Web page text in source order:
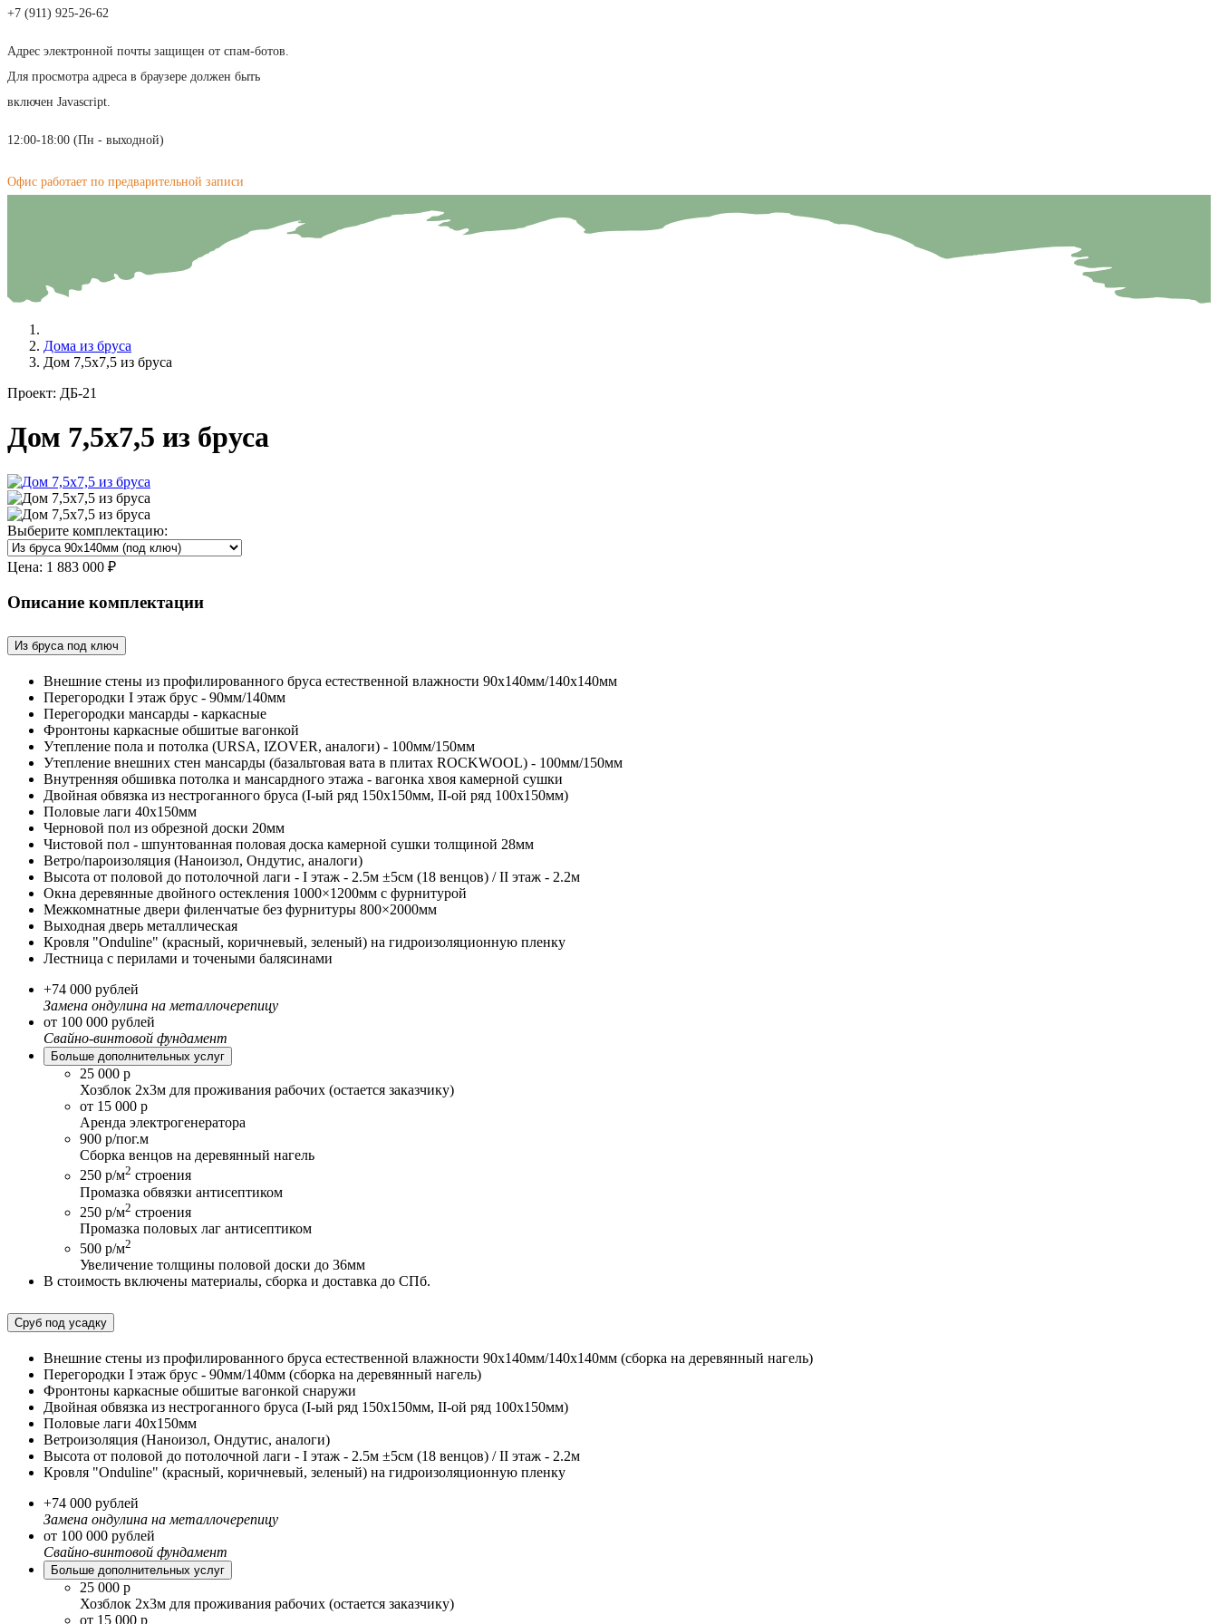
+7 (911) 925-26-62
Адрес электронной почты защищен от спам-ботов.
Для просмотра адреса в браузере должен быть
включен Javascript.
12:00-18:00 (Пн - выходной)
Офис работает по предварительной записи
Дома из бруса
Дом 7,5х7,5 из бруса
Проект: ДБ-21
Дом 7,5х7,5 из бруса
Выберите комплектацию:
Цена: 1 883 000 ₽
Описание комплектации
Из бруса под ключ
Внешние стены из профилированного бруса естественной влажности 90х140мм/140х140мм
Перегородки I этаж брус - 90мм/140мм
Перегородки мансарды - каркасные
Фронтоны каркасные обшитые вагонкой
Утепление пола и потолка (URSA, IZOVER, аналоги) - 100мм/150мм
Утепление внешних стен мансарды (базальтовая вата в плитах ROCKWOOL) - 100мм/150мм
Внутренняя обшивка потолка и мансардного этажа - вагонка хвоя камерной сушки
Двойная обвязка из нестроганного бруса (I-ый ряд 150х150мм, II-ой ряд 100х150мм)
Половые лаги 40х150мм
Черновой пол из обрезной доски 20мм
Чистовой пол - шпунтованная половая доска камерной сушки толщиной 28мм
Ветро/пароизоляция (Наноизол, Ондутис, аналоги)
Высота от половой до потолочной лаги - I этаж - 2.5м ±5см (18 венцов) / II этаж - 2.2м
Окна деревянные двойного остекления 1000×1200мм с фурнитурой
Межкомнатные двери филенчатые без фурнитуры 800×2000мм
Выходная дверь металлическая
Кровля "Onduline" (красный, коричневый, зеленый) на гидроизоляционную пленку
Лестница с перилами и точеными балясинами
+74 000 рублей
Замена ондулина на металлочерепицу
от 100 000 рублей
Свайно-винтовой фундамент
Больше дополнительных услуг
25 000 р
Хозблок 2х3м для проживания рабочих (остается заказчику)
от 15 000 р
Аренда электрогенератора
900 р/пог.м
Сборка венцов на деревянный нагель
250 р/м2 строения
Промазка обвязки антисептиком
250 р/м2 строения
Промазка половых лаг антисептиком
500 р/м2
Увеличение толщины половой доски до 36мм
В стоимость включены материалы, сборка и доставка до СПб.
Сруб под усадку
Внешние стены из профилированного бруса естественной влажности 90х140мм/140х140мм (сборка на деревянный нагель)
Перегородки I этаж брус - 90мм/140мм (сборка на деревянный нагель)
Фронтоны каркасные обшитые вагонкой снаружи
Двойная обвязка из нестроганного бруса (I-ый ряд 150х150мм, II-ой ряд 100х150мм)
Половые лаги 40х150мм
Ветроизоляция (Наноизол, Ондутис, аналоги)
Высота от половой до потолочной лаги - I этаж - 2.5м ±5см (18 венцов) / II этаж - 2.2м
Кровля "Onduline" (красный, коричневый, зеленый) на гидроизоляционную пленку
+74 000 рублей
Замена ондулина на металлочерепицу
от 100 000 рублей
Свайно-винтовой фундамент
Больше дополнительных услуг
25 000 р
Хозблок 2х3м для проживания рабочих (остается заказчику)
от 15 000 р